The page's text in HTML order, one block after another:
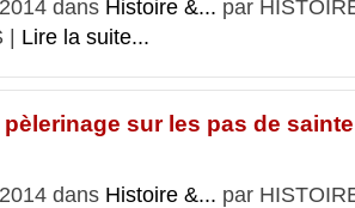
dans Histoire &... par
| Lire la suite...
pèlerinage sur les pas de
dans Histoire &... par